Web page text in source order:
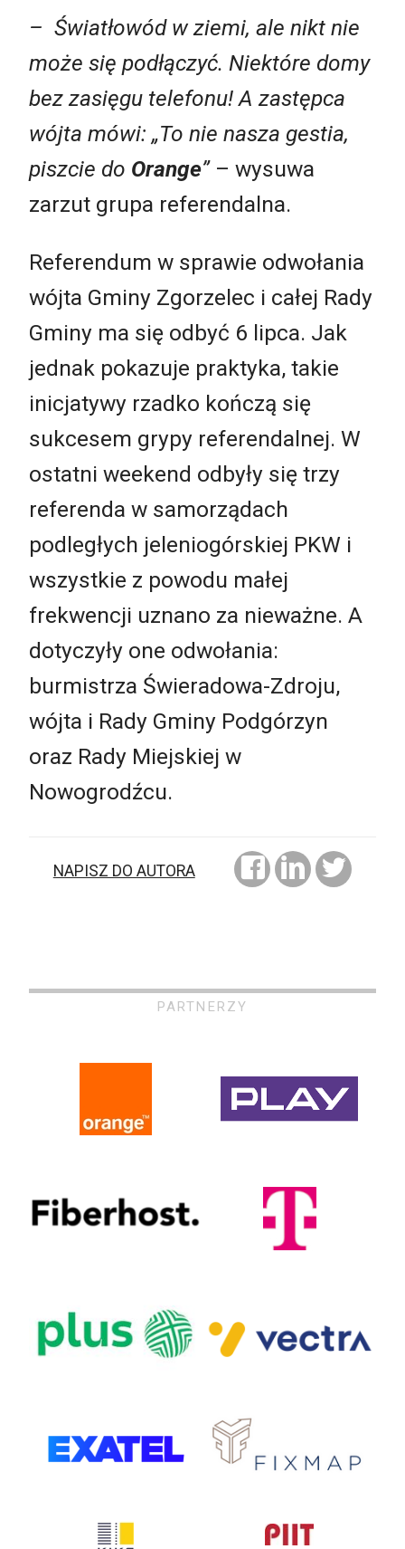
– Światłowód w ziemi, ale nikt nie
może się podłączyć. Niektóre domy
bez zasięgu telefonu! A zastępca
wójta mówi: „To nie nasza gestia,
piszcie do Orange”– wysuwa
zarzut grupa referendalna.
Referendum w sprawie odwołania
wójta Gminy Zgorzelec i całej Rady
Gminy ma się odbyć 6 lipca. Jak
jednak pokazuje praktyka, takie
inicjatywy rzadko kończą się
sukcesem grypy referendalnej. W
ostatni weekend odbyły się trzy
referenda w samorządach
podległych jeleniogórskiej PKW i
wszystkie z powodu małej
frekwencji uznano za nieważne. A
dotyczyły one odwołania:
burmistrza Świeradowa-Zdroju,
wójta i Rady Gminy Podgórzyn
oraz Rady Miejskiej w
Nowogrodźcu.
NAPISZ DO AUTORA
PARTNERZY